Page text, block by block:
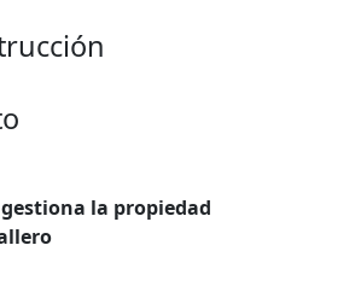
la propiedad